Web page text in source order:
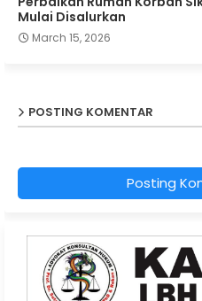
Mulai Disalurkan
March 15, 2026
POSTING KOMENTAR
Posting